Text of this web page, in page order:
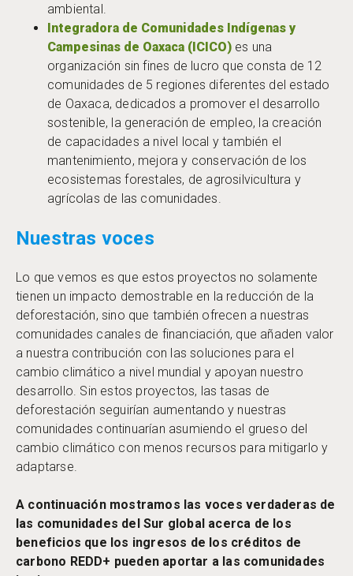
ambiental.
Integradora de Comunidades Indígenas y
Campesinas de Oaxaca (ICICO) es una
organización sin fines de lucro que consta de 12
comunidades de 5 regiones diferentes del estado
de Oaxaca, dedicados a promover el desarrollo
sostenible, la generación de empleo, la creación
de capacidades a nivel local y también el
mantenimiento, mejora y conservación de los
ecosistemas forestales, de agrosilvicultura y
agrícolas de las comunidades.
Nuestras voces
Lo que vemos es que estos proyectos no solamente
tienen un impacto demostrable en la reducción de la
deforestación, sino que también ofrecen a nuestras
comunidades canales de financiación, que añaden valor
a nuestra contribución con las soluciones para el
cambio climático a nivel mundial y apoyan nuestro
desarrollo. Sin estos proyectos, las tasas de
deforestación seguirían aumentando y nuestras
comunidades continuarían asumiendo el grueso del
cambio climático con menos recursos para mitigarlo y
adaptarse.
A continuación mostramos las voces verdaderas de
las comunidades del Sur global acerca de los
beneficios que los ingresos de los créditos de
carbono REDD+ pueden aportar a las comunidades